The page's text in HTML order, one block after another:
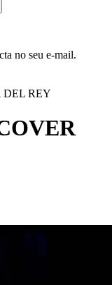
no seu e-mail.
DEL REY